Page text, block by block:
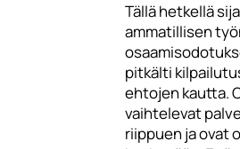
Tällä hetkellä
ammatillisen
pitkälti
ehtojen kautta.
vaihtelevat
riippuen ja ovat